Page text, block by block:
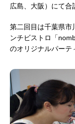
広島、大阪）にて合
第二回目は千葉県市
ンチビストロ「
のオリジナルパーテ